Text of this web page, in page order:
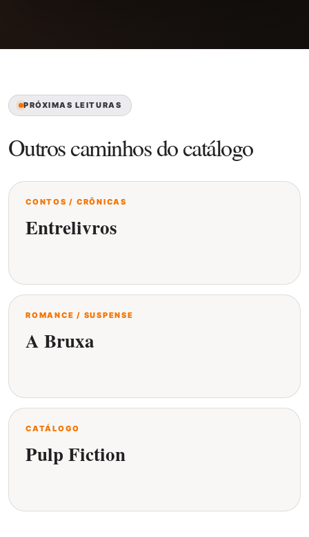
PRÓXIMAS LEITURAS
Outros caminhos do catálogo
CONTOS / CRÔNICAS
Entrelivros
ROMANCE / SUSPENSE
A Bruxa
CATÁLOGO
Pulp Fiction